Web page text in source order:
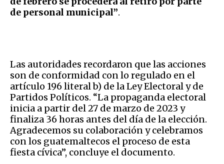
de personal municipal”.
Las autoridades recordaron que las acciones
son de conformidad con lo regulado en el
artículo 196 literal b) de la Ley Electoral y de
Partidos Políticos. “La propaganda electoral
inicia a partir del 27 de marzo de 2023 y
finaliza 36 horas antes del día de la elección.
Agradecemos su colaboración y celebramos
con los guatemaltecos el proceso de esta
fiesta cívica”, concluye el documento.